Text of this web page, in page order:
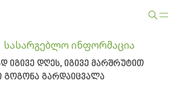
სასარგებლო ინფორმაცია
იგივე დღეს, იგივე მარშრუტით
გოგონა გარდაიცვალა